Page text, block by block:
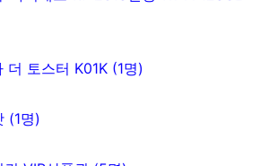
더 토스터 K01K (1명)
(1명)